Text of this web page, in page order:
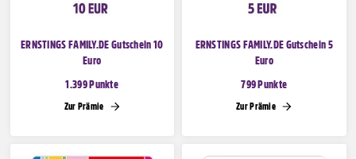
ERNSTINGS FAMILY.DE Gutschein 10
Euro
1.399 Punkte
Zur Prämie
ERNSTINGS FAMILY.DE Gutschein 5
Euro
799 Punkte
Zur Prämie